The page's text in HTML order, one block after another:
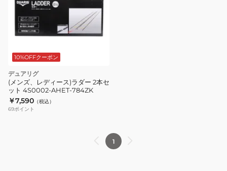
10%OFFクーポン
デュアリグ
(メンズ、レディース)ラダー 2本セ
ット 4S0002-AHET-784ZK
￥7,590 （税込）
69ポイント
1